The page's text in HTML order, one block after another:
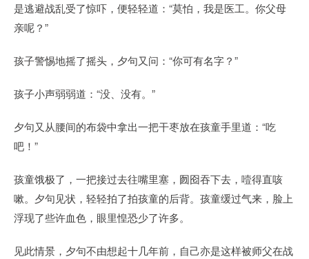
是逃避战乱受了惊吓，便轻轻道：“莫怕，我是医工。你父母
亲呢？”
孩子警惕地摇了摇头，夕句又问：“你可有名字？”
孩子小声弱弱道：“没、没有。”
夕句又从腰间的布袋中拿出一把干枣放在孩童手里道：“吃
吧！”
孩童饿极了，一把接过去往嘴里塞，囫囵吞下去，噎得直咳
嗽。夕句见状，轻轻拍了拍孩童的后背。孩童缓过气来，脸上
浮现了些许血色，眼里惶恐少了许多。
见此情景，夕句不由想起十几年前，自己亦是这样被师父在战